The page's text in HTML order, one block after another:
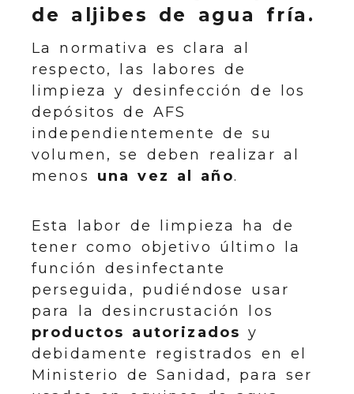
de aljibes de agua fría.
La normativa es clara al
respecto, las labores de
limpieza y desinfección de los
depósitos de AFS
independientemente de su
volumen, se deben realizar al
menos una vez al año.
Esta labor de limpieza ha de
tener como objetivo último la
función desinfectante
perseguida, pudiéndose usar
para la desincrustación los
productos autorizados y
debidamente registrados en el
Ministerio de Sanidad, para ser